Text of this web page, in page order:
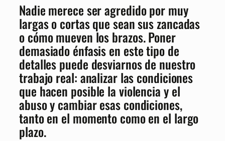
Nadie merece ser agredido por muy
largas o cortas que sean sus zancadas
o cómo mueven los brazos. Poner
demasiado énfasis en este tipo de
detalles puede desviarnos de nuestro
trabajo real: analizar las condiciones
que hacen posible la violencia y el
abuso y cambiar esas condiciones,
tanto en el momento como en el largo
plazo.